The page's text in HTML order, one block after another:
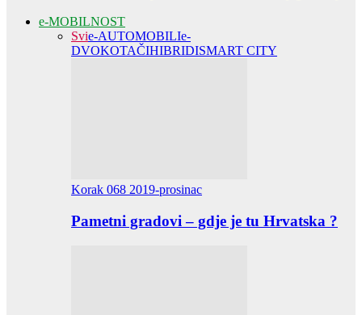
e-MOBILNOST
Svie-AUTOMOBILIe-
DVOKOTAČIHIBRIDISMART CITY
Korak 068 2019-prosinac
Pametni gradovi – gdje je tu Hrvatska ?